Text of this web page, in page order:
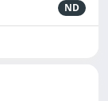
ND